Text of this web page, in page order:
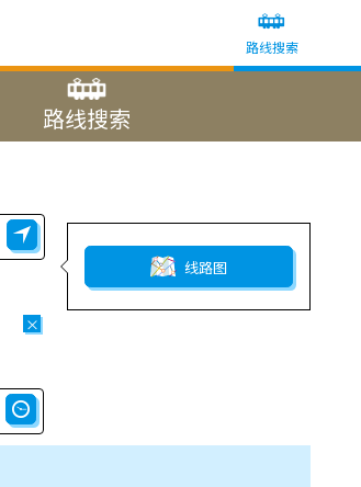
路线搜索
路线搜索
×
线路图